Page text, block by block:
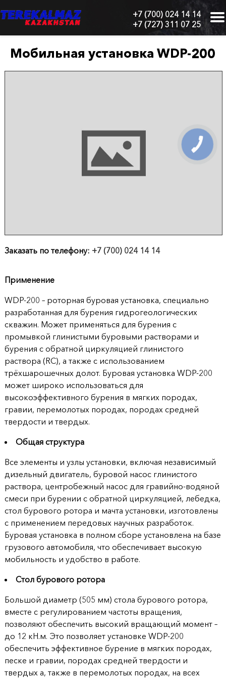
+7 (700) 024 14 14
+7 (727) 311 07 25
Алматы,
БЦ
"Нурлы-
Тау",
продукции
Оставить
заявку
Контакты
Мобильная установка WDP-200
Заказать по телефону: +7 (700) 024 14 14
Применение
WDP-200 – роторная буровая установка, специально
разработанная для бурения гидрогеологических
скважин. Может применяться для бурения с
промывкой глинистыми буровыми растворами и
бурения с обратной циркуляцией глинистого
раствора (RC), а также с использованием
трёхшарошечных долот. Буровая установка WDP-200
может широко использоваться для
высокоэффективного бурения в мягких породах,
гравии, перемолотых породах, породах средней
твердости и твердых.
Общая структура
Все элементы и узлы установки, включая независимый
дизельный двигатель, буровой насос глинистого
раствора, центробежный насос для гравийно-водяной
смеси при бурении с обратной циркуляцией, лебедка,
стол бурового ротора и мачта установки, изготовлены
с применением передовых научных разработок.
Буровая установка в полном сборе установлена на базе
грузового автомобиля, что обеспечивает высокую
мобильность и удобство в работе.
Стол бурового ротора
Большой диаметр (505 мм) стола бурового ротора,
вместе с регулированием частоты вращения,
позволяют обеспечить высокий вращающий момент –
до 12 кН.м. Это позволяет установке WDP-200
обеспечить эффективное бурение в мягких породах,
песке и гравии, породах средней твердости и
твердых а, также в перемолотых породах, на всех
КНОПКА
СВЯЗИ